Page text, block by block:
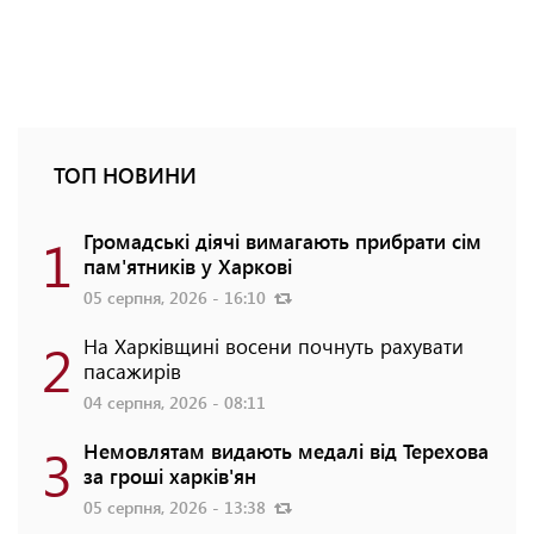
ТОП НОВИНИ
1 Громадські діячі вимагають прибрати сім
пам'ятників у Харкові
05 серпня, 2026 - 16:10
2 На Харківщині восени почнуть рахувати
пасажирів
04 серпня, 2026 - 08:11
3 Немовлятам видають медалі від Терехова
за гроші харків'ян
05 серпня, 2026 - 13:38